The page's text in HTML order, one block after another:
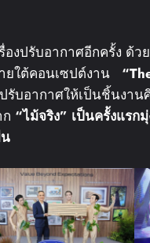
งปรับอากาศอีกครั้ง ด้ว
ยใต้คอนเซปต์งาน
รับอากาศให้เป็นชิ้นงา
“ไม้จริง” เป็นครั้งแรก